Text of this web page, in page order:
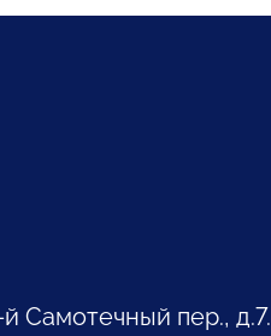
Самотечный пер., д.7.